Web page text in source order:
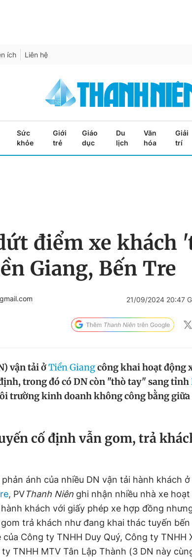
ích Liên hệ
Sức
khỏe
Giới
trẻ
Giáo
dục
Du
lịch
Văn
hóa
Giải
trí
điểm xe khách
Giang, Bến Tre
21/09/2024 20:47
vận tải ởTiền Giangcông khai hoạt động
trong đó có DN còn "thò tay" sang tỉnh
trường kinh doanh không công bằng giữa
cố định vẫn gom, trả
ánh của nhiều DN vận tải hành khách ở
, PVThanh Niên ghi nhận nhiều nhà xe hoạt
khách với giấy phép xe hợp đồng
trả khách như đang khai thác tuyến bến
Công ty TNHH Duy Quý, Công ty TNHH
TNHH MTV Tân Lập Thành (3 DN này